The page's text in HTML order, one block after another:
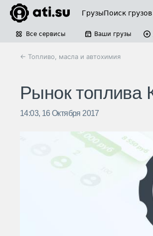
ГрузыПоиск грузов
Все сервисы Ваши грузы
← Топливо, масла и автохимия
Рынок топлива
14:03, 16 Октября 2017